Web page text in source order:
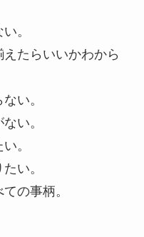
。
たらいいかわから
い。
い。
。
い。
の事柄。